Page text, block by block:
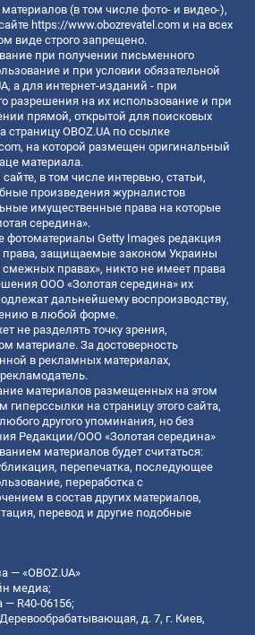
(в том числе фото- и видео-),
https://www.obozrevatel.com и на всех
виде строго запрещено.
при получении письменного
и при условии обязательной
а для интернет-изданий - при
разрешения на их использование и при
прямой, открытой для поисковых
страницу OBOZ.UA по ссылке
, на которой размещен оригинальный
материала.
в том числе интервью, статьи,
произведения журналистов
имущественные права на которые
середина».
фотоматериалы Getty Images редакция
защищаемые законом Украины
смежных правах», никто не имеет права
ООО «Золотая середина» их
дальнейшему воспроизводству,
в любой форме.
не разделять точку зрения,
материале. За достоверность
в рекламных материалах,
материалов размещенных на этом
гиперссылки на страницу этого сайта,
другого упоминания, но без
Редакции/ООО «Золотая середина»
материалов будет считаться:
перепечатка, последующее
переработка с
в состав других материалов,
перевод и другие подобные
— «OBOZ.UA»
медиа;
R40-06156;
д. 7, г. Киев,